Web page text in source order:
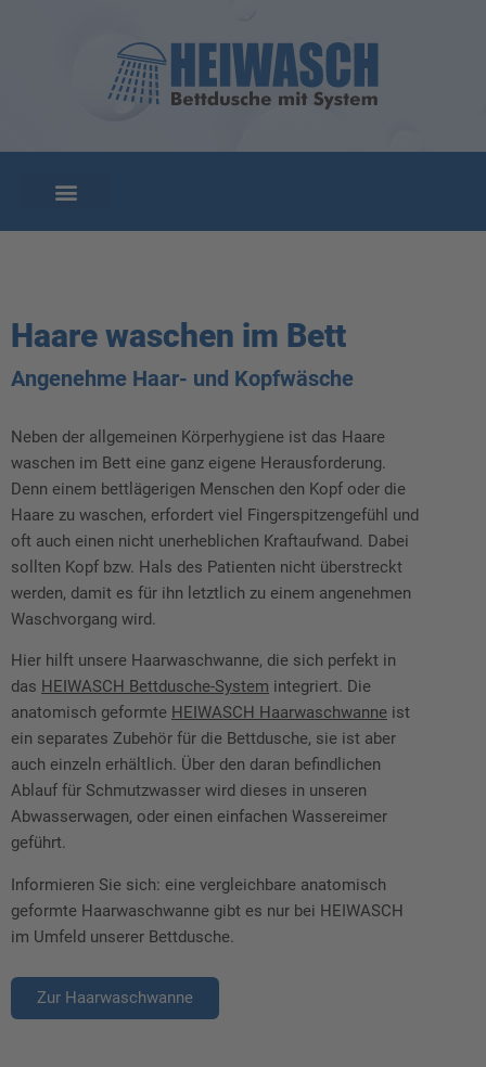
Haare waschen im Bett
Angenehme Haar- und Kopfwäsche
Neben der allgemeinen Körperhygiene ist das Haare
waschen im Bett eine ganz eigene Herausforderung.
Denn einem bettlägerigen Menschen den Kopf oder die
Haare zu waschen, erfordert viel Fingerspitzengefühl und
oft auch einen nicht unerheblichen Kraftaufwand. Dabei
sollten Kopf bzw. Hals des Patienten nicht überstreckt
werden, damit es für ihn letztlich zu einem angenehmen
Waschvorgang wird.
Hier hilft unsere Haarwaschwanne, die sich perfekt in
das HEIWASCH Bettdusche-System integriert. Die
anatomisch geformte HEIWASCH Haarwaschwanne ist
ein separates Zubehör für die Bettdusche, sie ist aber
auch einzeln erhältlich. Über den daran befindlichen
Ablauf für Schmutzwasser wird dieses in unseren
Abwasserwagen, oder einen einfachen Wassereimer
geführt.
Informieren Sie sich: eine vergleichbare anatomisch
geformte Haarwaschwanne gibt es nur bei HEIWASCH
im Umfeld unserer Bettdusche.
Zur Haarwaschwanne